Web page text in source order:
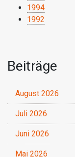
1994
1992
Beiträge
August 2026
Juli 2026
Juni 2026
Mai 2026